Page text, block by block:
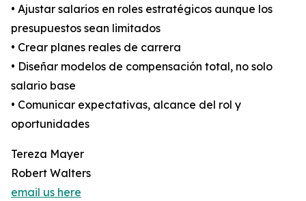
• Ajustar salarios en roles estratégicos aunque los
presupuestos sean limitados
• Crear planes reales de carrera
• Diseñar modelos de compensación total, no solo
salario base
• Comunicar expectativas, alcance del rol y
oportunidades
Tereza Mayer
Robert Walters
email us here